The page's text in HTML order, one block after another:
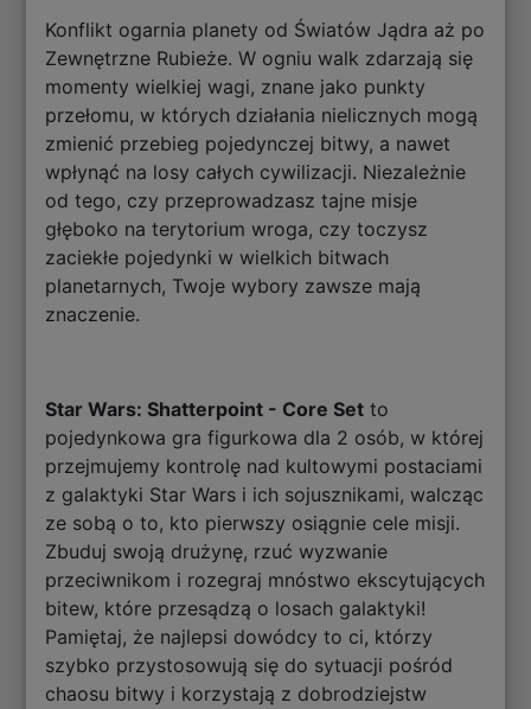
Konflikt ogarnia planety od Światów Jądra aż po
Zewnętrzne Rubieże. W ogniu walk zdarzają się
momenty wielkiej wagi, znane jako punkty
przełomu, w których działania nielicznych mogą
zmienić przebieg pojedynczej bitwy, a nawet
wpłynąć na losy całych cywilizacji. Niezależnie
od tego, czy przeprowadzasz tajne misje
głęboko na terytorium wroga, czy toczysz
zaciekłe pojedynki w wielkich bitwach
planetarnych, Twoje wybory zawsze mają
znaczenie.
Star Wars: Shatterpoint - Core Set to
pojedynkowa gra figurkowa dla 2 osób, w której
przejmujemy kontrolę nad kultowymi postaciami
z galaktyki Star Wars i ich sojusznikami, walcząc
ze sobą o to, kto pierwszy osiągnie cele misji.
Zbuduj swoją drużynę, rzuć wyzwanie
przeciwnikom i rozegraj mnóstwo ekscytujących
bitew, które przesądzą o losach galaktyki!
Pamiętaj, że najlepsi dowódcy to ci, którzy
szybko przystosowują się do sytuacji pośród
chaosu bitwy i korzystają z dobrodziejstw